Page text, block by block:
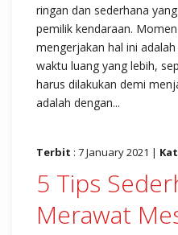
ringan dan sederhana
pemilik kendaraan.
mengerjakan hal ini
waktu luang yang lebih,
harus dilakukan demi
adalah dengan...
Terbit : 7 January 2021 | Kat
5 Tips
Merawat